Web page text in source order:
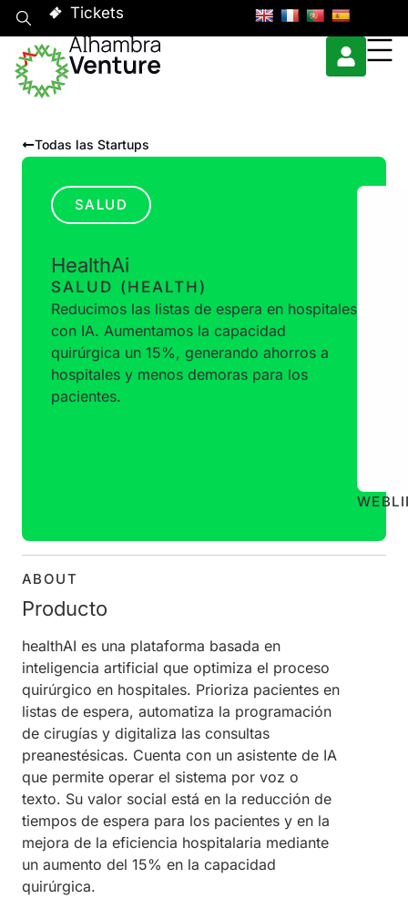
Tickets
Todas las Startups
SALUD
HealthAi
SALUD (HEALTH)
Reducimos las listas de espera en hospitales
con IA. Aumentamos la capacidad
quirúrgica un 15%, generando ahorros a
hospitales y menos demoras para los
pacientes.
WEB
ABOUT
Producto
healthAI es una plataforma basada en
inteligencia artificial que optimiza el proceso
quirúrgico en hospitales. Prioriza pacientes en
listas de espera, automatiza la programación
de cirugías y digitaliza las consultas
preanestésicas. Cuenta con un asistente de IA
que permite operar el sistema por voz o
texto. Su valor social está en la reducción de
tiempos de espera para los pacientes y en la
mejora de la eficiencia hospitalaria mediante
un aumento del 15% en la capacidad
quirúrgica.